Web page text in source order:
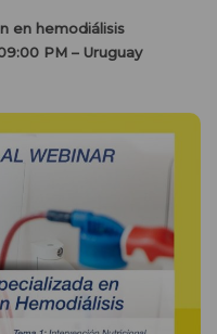
en hemodiálisis
PM – Uruguay